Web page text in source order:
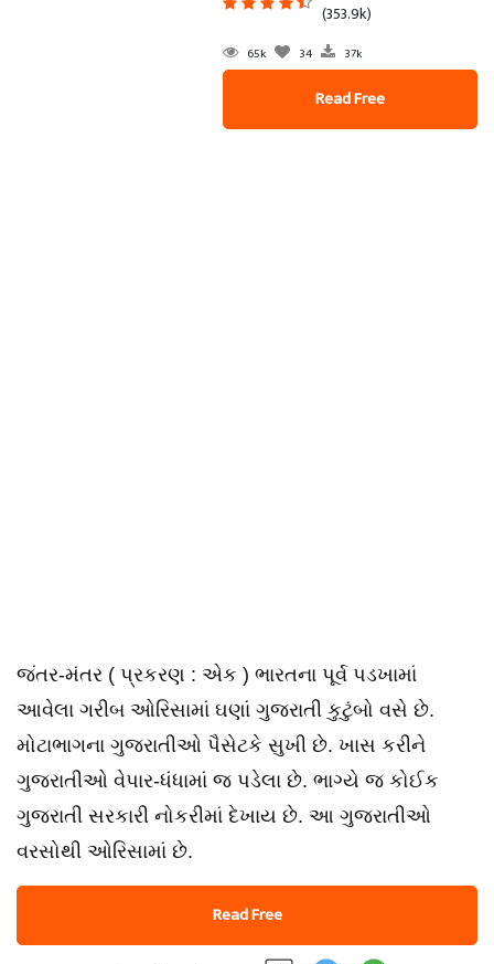
(353.9k)
65k 34 37k
Read Free
જંતર-મંતર ( પ્રકરણ : એક ) ભારતના પૂર્વ પડખામાં
આવેલા ગરીબ ઓરિસામાં ઘણાં ગુજરાતી કુટુંબો વસે છે.
મોટાભાગના ગુજરાતીઓ પૈસેટકે સુખી છે. ખાસ કરીને
ગુજરાતીઓ વેપાર-ધંધામાં જ પડેલા છે. ભાગ્યે જ કોઈક
ગુજરાતી સરકારી નોકરીમાં દેખાય છે. આ ગુજરાતીઓ
વરસોથી ઓરિસામાં છે.
Read Free